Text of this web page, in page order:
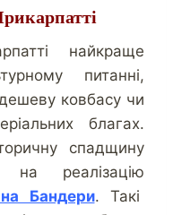
найкраще
питанні,
ковбасу чи
благах.
спадщину
реалізацію
Бандери. Такі